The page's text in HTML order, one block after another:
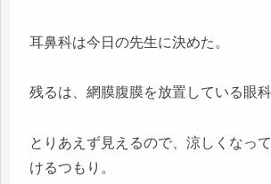
耳鼻科は今日の先生に決めた。
残るは、網膜腹膜を放置している眼科
とりあえず見えるので、涼しくなっ
けるつもり。